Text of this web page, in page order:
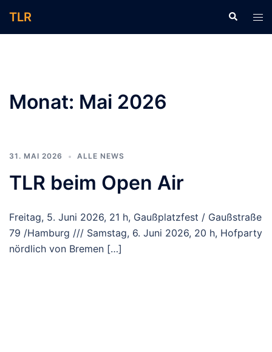
Inhalt
TLR Suche
Monat: Mai 2026
31. MAI 2026 ALLE NEWS
TLR beim Open Air
Freitag, 5. Juni 2026, 21 h, Gaußplatzfest / Gaußstraße
79 /Hamburg /// Samstag, 6. Juni 2026, 20 h, Hofparty
nördlich von Bremen […]